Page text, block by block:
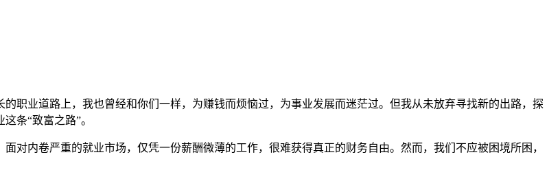
职业道路上，我也曾经和你们一样，为赚钱而烦恼过，为事业发展而迷茫过。但我从未放弃寻找新的出路，探
条“致富之路”。
对内卷严重的就业市场，仅凭一份薪酬微薄的工作，很难获得真正的财务自由。然而，我们不应被困境所困，